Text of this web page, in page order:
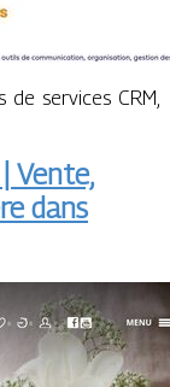
de services CRM,
Vente,
dans